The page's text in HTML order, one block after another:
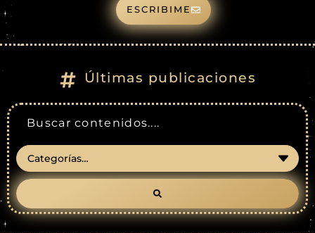
ESCRIBIME
Últimas publicaciones